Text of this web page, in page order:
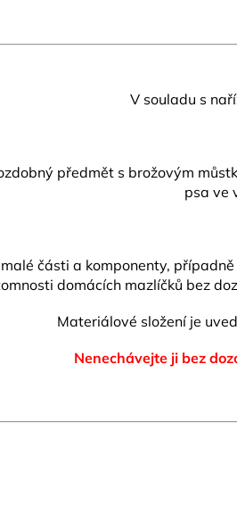
V souladu s
předmět s brožovým
psa ve
části a komponenty,
domácích mazlíčků bez
Materiálové složení je
Nenechávejte ji bez